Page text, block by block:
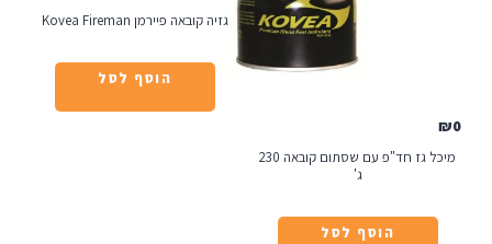
מיכל גז חד"פ עם שסתום קובאה 230
הוסף לסל
גזיה קובאה פיירמן Kovea Fireman
הוסף לסל